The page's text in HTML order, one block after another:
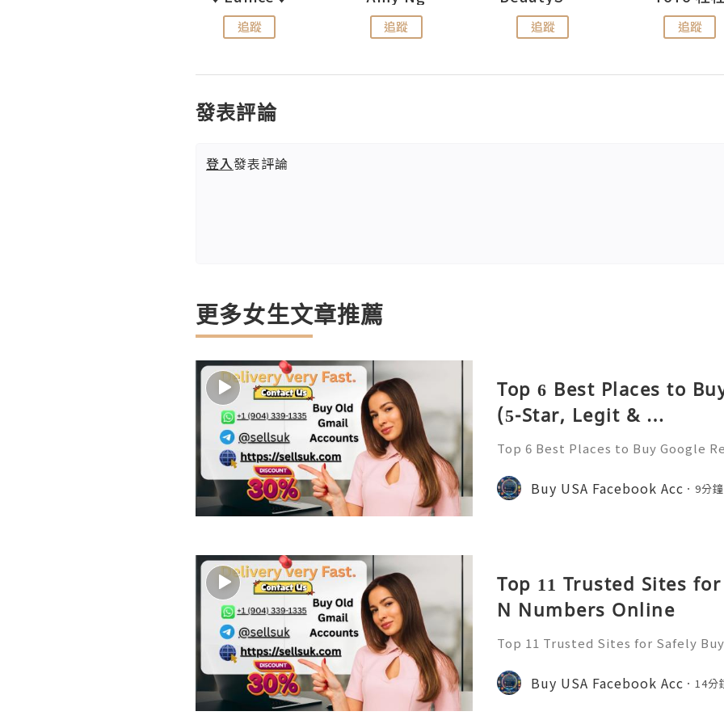
追蹤 追蹤 追蹤 追蹤
發表評論
登入發表評論
更多女生文章推薦
Top 6 Best Places to
(5-Star, Legit & …
Top 6 Best Places to Buy Google
omy, public review systems act
consumer decision-mak
Buy USA Facebook Acc 9分
Top 11 Trusted Sites
N Numbers Online
Top 11 Trusted Sites for Safely
nal identification frameworks
astructure for civic parti
Buy USA Facebook Acc 14分